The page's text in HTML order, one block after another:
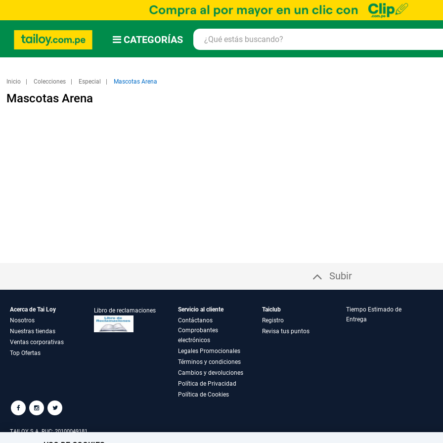
CATEGORÍAS
Inicio Colecciones Especial Mascotas Arena
Mascotas Arena
Subir
Acerca de Tai Loy
Nosotros
Nuestras tiendas
Ventas corporativas
Top Ofertas
Libro de reclamaciones
Servicio al cliente
Contáctanos
Comprobantes
electrónicos
Legales Promocionales
Términos y condiciones
Cambios y devoluciones
Política de Privacidad
Política de Cookies
Taiclub
Registro
Revisa tus puntos
Tiempo Estimado de
Entrega
TAILOY S.A. RUC: 20100049181